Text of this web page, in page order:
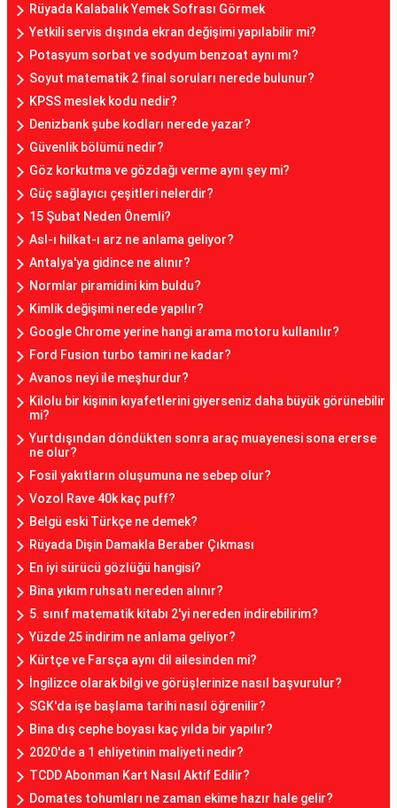
Rüyada Kalabalık Yemek Sofrası Görmek
Yetkili servis dışında ekran değişimi yapılabilir mi?
Potasyum sorbat ve sodyum benzoat aynı mı?
Soyut matematik 2 final soruları nerede bulunur?
KPSS meslek kodu nedir?
Denizbank şube kodları nerede yazar?
Güvenlik bölümü nedir?
Göz korkutma ve gözdağı verme aynı şey mi?
Güç sağlayıcı çeşitleri nelerdir?
15 Şubat Neden Önemli?
Asl-ı hilkat-ı arz ne anlama geliyor?
Antalya'ya gidince ne alınır?
Normlar piramidini kim buldu?
Kimlik değişimi nerede yapılır?
Google Chrome yerine hangi arama motoru kullanılır?
Ford Fusion turbo tamiri ne kadar?
Avanos neyi ile meşhurdur?
Kilolu bir kişinin kıyafetlerini giyerseniz daha büyük görünebilir
mi?
Yurtdışından döndükten sonra araç muayenesi sona ererse
ne olur?
Fosil yakıtların oluşumuna ne sebep olur?
Vozol Rave 40k kaç puff?
Belgü eski Türkçe ne demek?
Rüyada Dişin Damakla Beraber Çıkması
En iyi sürücü gözlüğü hangisi?
Bina yıkım ruhsatı nereden alınır?
5. sınıf matematik kitabı 2'yi nereden indirebilirim?
Yüzde 25 indirim ne anlama geliyor?
Kürtçe ve Farsça aynı dil ailesinden mi?
İngilizce olarak bilgi ve görüşlerinize nasıl başvurulur?
SGK'da işe başlama tarihi nasıl öğrenilir?
Bina dış cephe boyası kaç yılda bir yapılır?
2020'de a 1 ehliyetinin maliyeti nedir?
TCDD Abonman Kart Nasıl Aktif Edilir?
Domates tohumları ne zaman ekime hazır hale gelir?